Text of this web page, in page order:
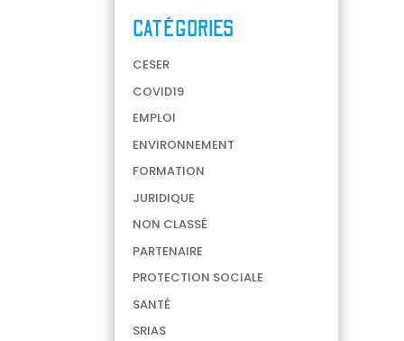
CATÉGORIES
CESER
COVID19
EMPLOI
ENVIRONNEMENT
FORMATION
JURIDIQUE
NON CLASSÉ
PARTENAIRE
PROTECTION SOCIALE
SANTÉ
SRIAS